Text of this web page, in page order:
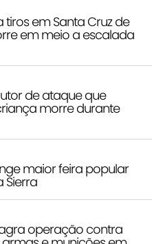
tiros em Santa Cruz de
em meio a escalada
de ataque que
morre durante
maior feira popular
Sierra
operação contra